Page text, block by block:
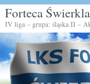
Forteca
IV liga – grupa: śląska II –